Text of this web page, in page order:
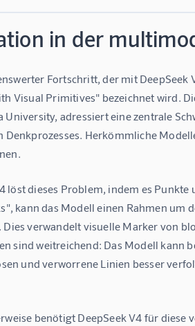
in der
Fortschritt, der mit DeepSeek
Visual Primitives" bezeichnet wird.
University, adressiert eine zentrale
Denkprozesses. Herkömmliche
löst dieses Problem, indem es
kann das Modell einen Rahmen um
verwandelt visuelle Marker von
sind weitreichend: Das Modell kann
und verworrene Linien besser
benötigt DeepSeek V4 für